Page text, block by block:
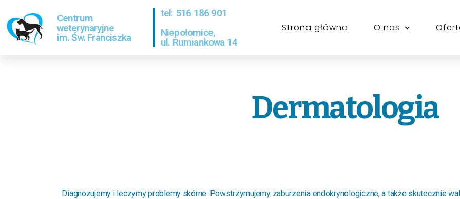
Centrum
weterynaryjne
im. Św. Franciszka
tel: 516 186 901
Niepołomice,
ul. Rumiankowa 14
Strona główna O nas
Dermatologia
Diagnozujemy i leczymy problemy skórne. Powstrzymujemy zaburzenia endokrynologiczne, a także skutecznie